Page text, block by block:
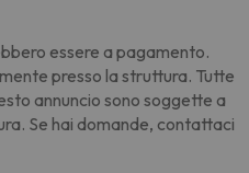
essere a pagamento.
presso la struttura. Tutte
annuncio sono soggette a
Se hai domande, contattaci